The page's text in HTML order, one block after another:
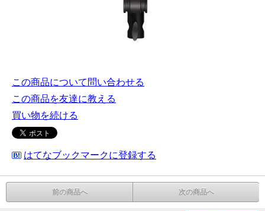
この商品について問い合わせる
この商品を友達に教える
買い物を続ける
はてなブックマークに登録する
前の商品へ 次の商品へ